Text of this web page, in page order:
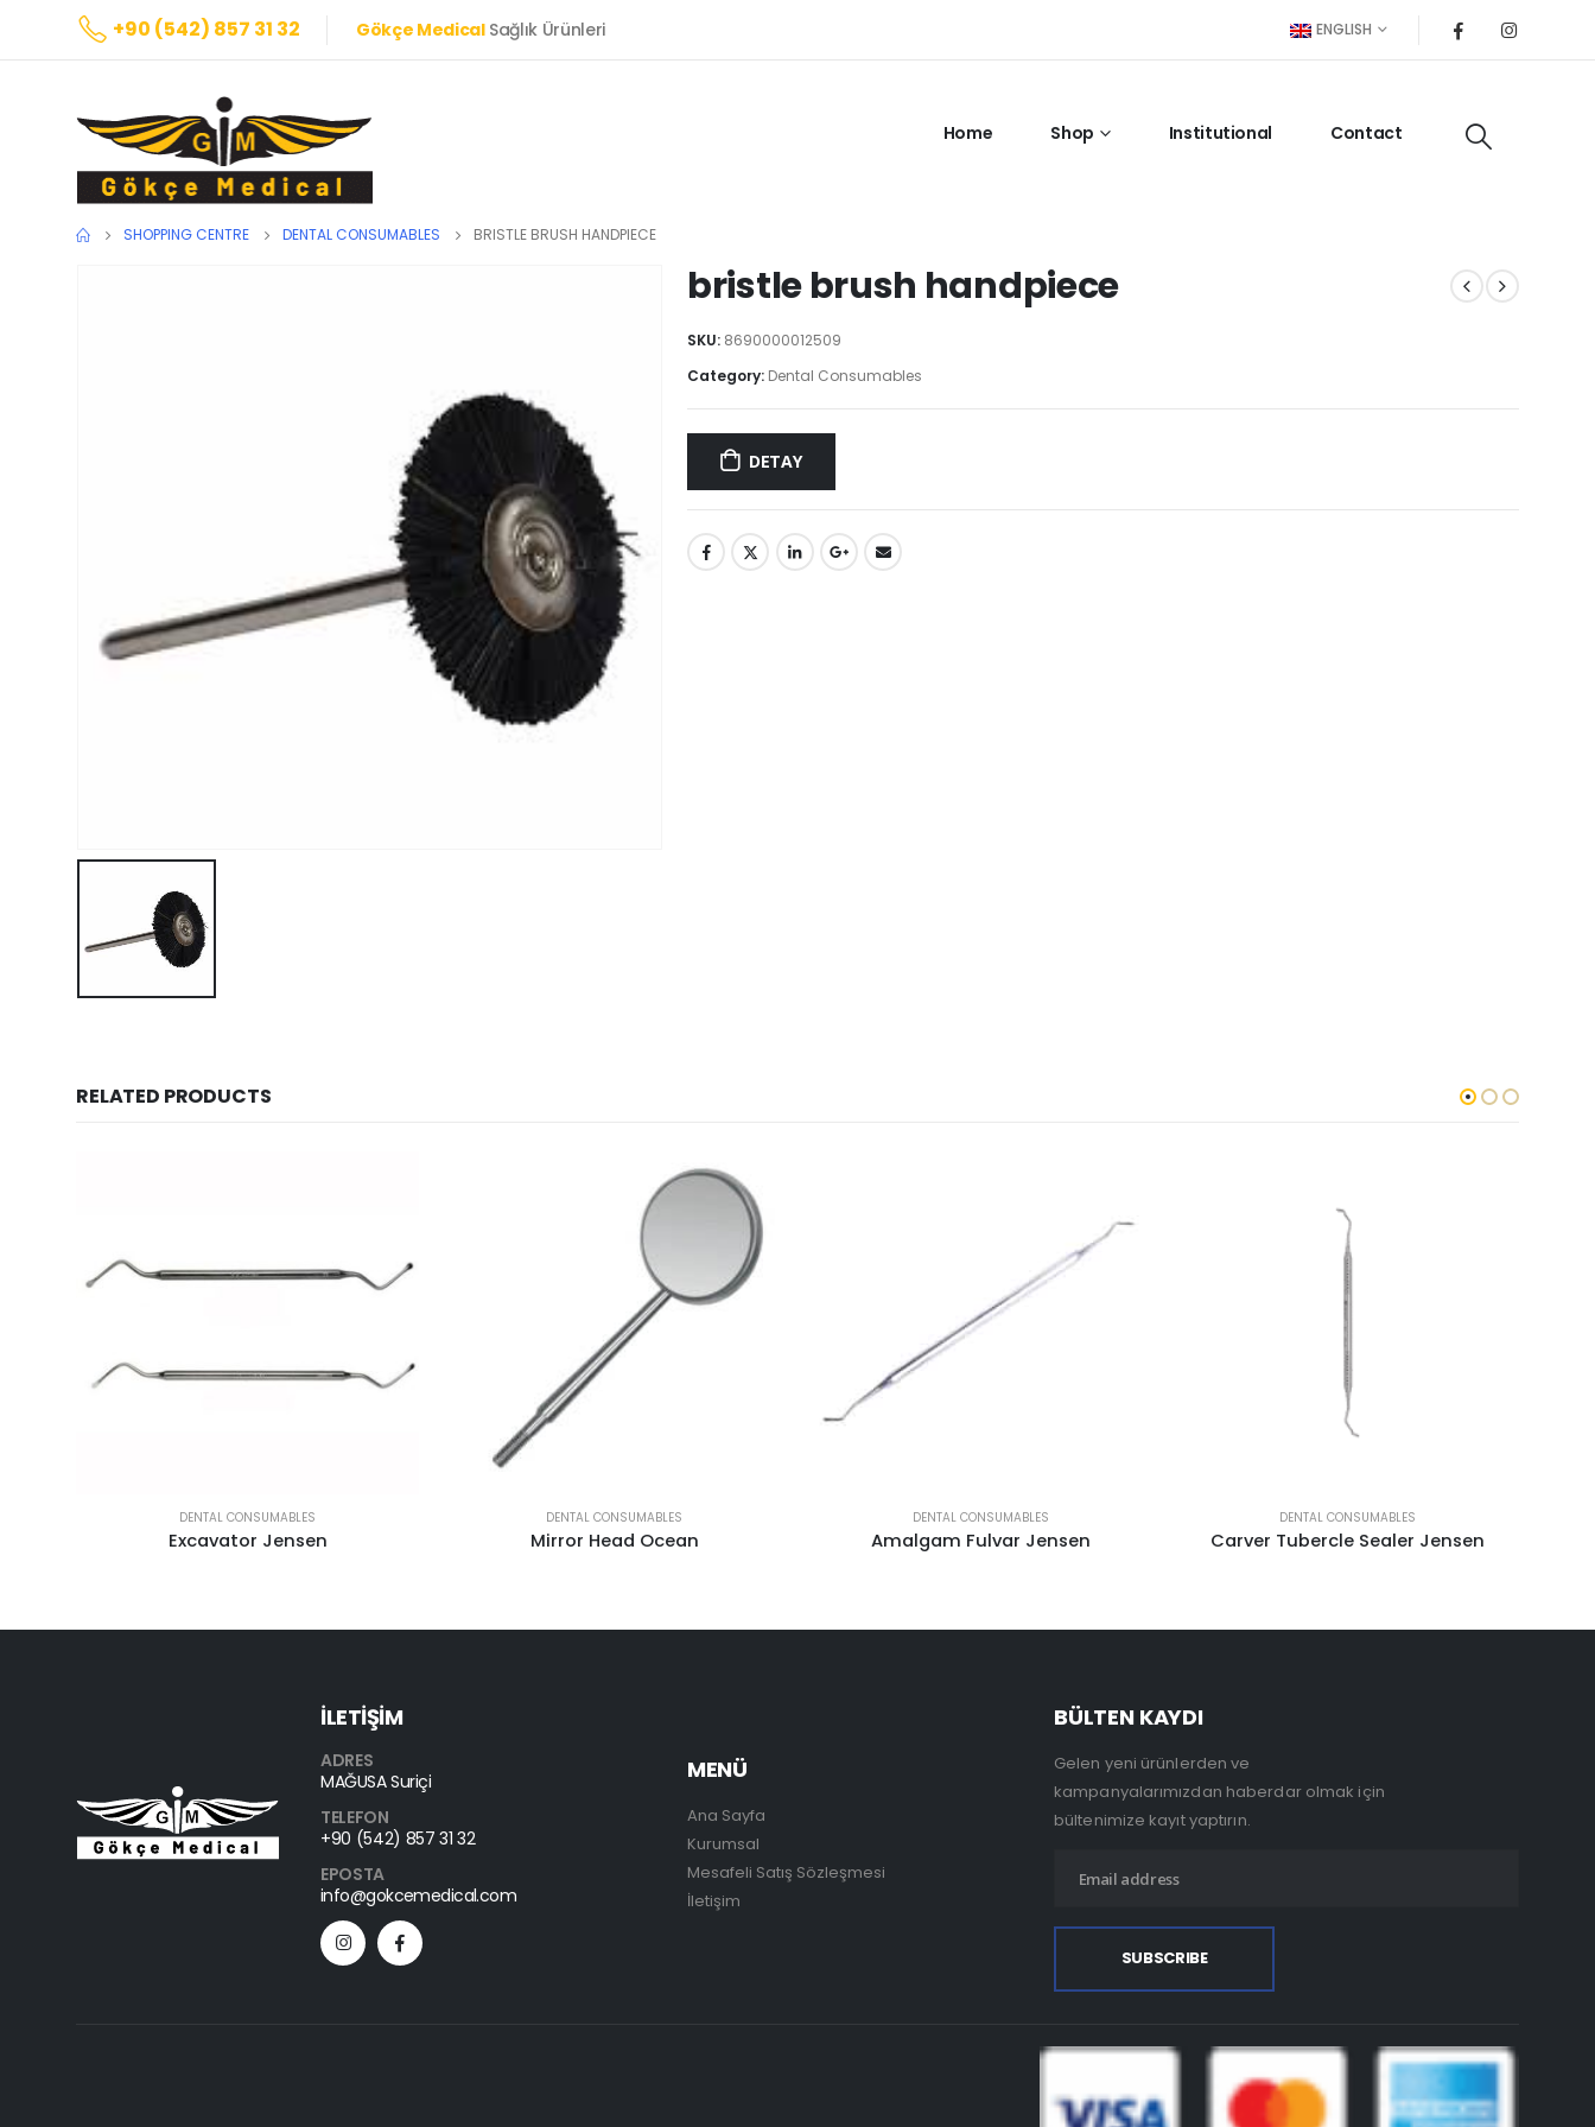
+90 (542) 857 31 32 Gökçe MedicalSağlık Ürünleri ENGLISH
Home Shop Institutional Contact
SHOPPING CENTRE DENTAL CONSUMABLES BRISTLE BRUSH HANDPIECE
bristle brush handpiece
SKU: 8690000012509
Category: Dental Consumables
DETAY
RELATED PRODUCTS
DENTAL CONSUMABLES
Excavator Jensen
DENTAL CONSUMABLES
Mirror Head Ocean
DENTAL CONSUMABLES
Amalgam Fulvar Jensen
DENTAL CONSUMABLES
Carver Tubercle Sealer Jensen
İLETİŞİM
ADRES
MAĞUSA Suriçi
TELEFON
+90 (542) 857 31 32
EPOSTA
info@gokcemedical.com
MENÜ
Ana Sayfa
Kurumsal
Mesafeli Satış Sözleşmesi
İletişim
BÜLTEN KAYDI
Gelen yeni ürünlerden ve
kampanyalarımızdan haberdar olmak için
bültenimize kayıt yaptırın.